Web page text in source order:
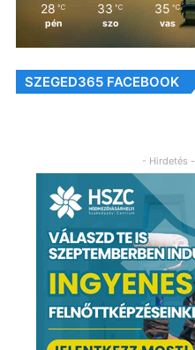
28 ℃
pén
33 ℃
szo
35 ℃
vas
SZEGED365 FACEBOOK
- Hirdetés -